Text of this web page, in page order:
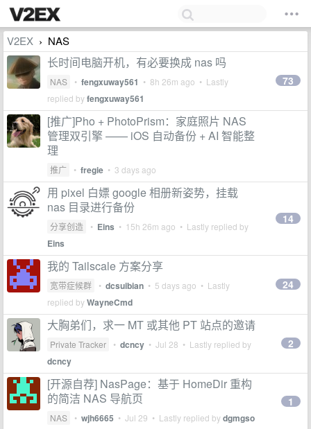
V2EX › NAS
长时间电脑开机，有必要换成 nas 吗
NAS • fengxuway561 • 8h 26m ago • Lastly
replied byfengxuway561
73
[推广]Pho + PhotoPrism：家庭照片 NAS
管理双引擎 —— iOS 自动备份 + AI 智能整
理
推广 • fregie • 3 days ago
用 pixel 白嫖 google 相册新姿势，挂载
nas 目录进行备份
分享创造 • Eins • 15h 26m ago • Lastly replied by
Eins
14
我的 Tailscale 方案分享
宽带症候群 • dcsuibian • 5 days ago • Lastly
replied byWayneCmd
24
大胸弟们，求一 MT 或其他 PT 站点的邀请
Private Tracker • dcncy • Jul 28 • Lastly replied by
dcncy
2
[开源自荐] NasPage：基于 HomeDir 重构
的简洁 NAS 导航页
NAS • wjh6665 • Jul 29 • Lastly replied bydgmgso
1